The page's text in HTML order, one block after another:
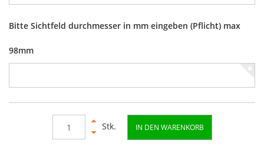
Bitte Sichtfeld durchmesser in mm eingeben (Pflicht) max
98mm
Stk. IN DEN WARENKORB